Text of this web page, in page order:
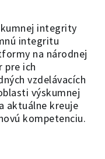
integrity
integritu
na národnej
pre ich
vzdelávacích
výskumnej
aktuálne kreuje
kompetenciu.